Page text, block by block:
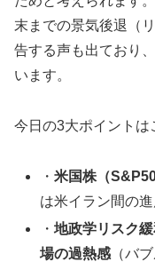
末までの景気後退（
告する声も出ており
います。
今日の3大ポイントは
・米国株（
は米イラン間の
・地政学リスク
場の過熱感 （バ